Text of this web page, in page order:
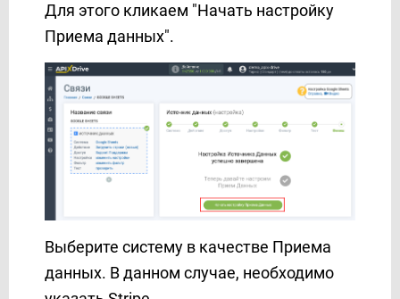
Google Calendar
Google Contacts
Google Drive
Google Sheets
GoReminders
HelpCrunch
HubSpot
INBOX.LV
Infobip
Instagram
Для этого кликаем "Начать настройку
Приема данных".
Выберите систему в качестве Приема
данных. В данном случае, необходимо